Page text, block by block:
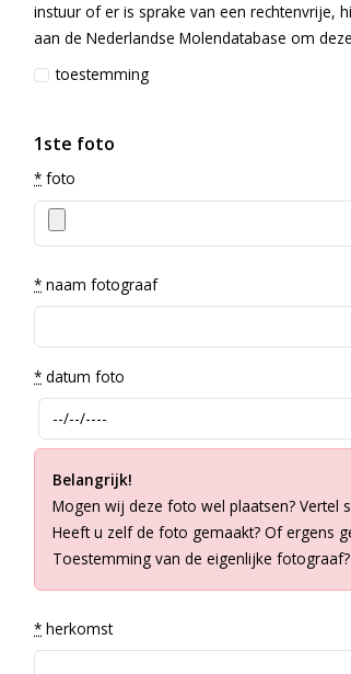
instuur of er is sprake van een rechtenvrije,
aan de Nederlandse Molendatabase om
toestemming
1ste foto
* foto
* naam fotograaf
* datum foto
Belangrijk!
Mogen wij deze foto wel plaatsen? Vertel
Heeft u zelf de foto gemaakt? Of ergens
Toestemming van de eigenlijke fotograaf?
* herkomst